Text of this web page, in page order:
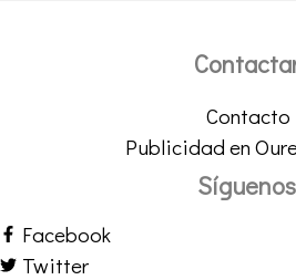
Contacto
Publicidad en
Facebook
Twitter